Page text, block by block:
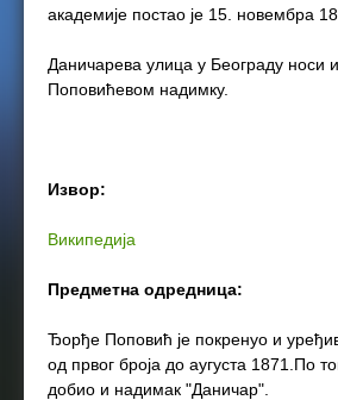
академије постао је 15. новембра
Даничарева улица у Београду носи
Поповићевом надимку.
Извор:
Википедија
Предметна одредница:
Ђорђе Поповић је покренуо и
од првог броја до аугуста 1871.По
добио и надимак "Даничар".